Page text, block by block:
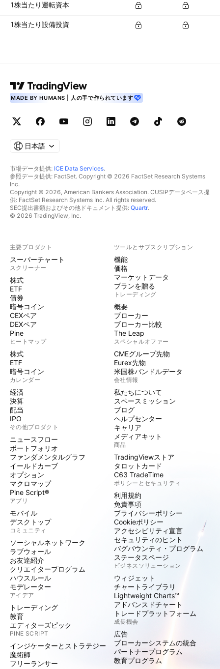
1株当たり運転資本
1株当たり設備投資
MADE BY HUMANS | 人の手で作られています
日本語
市場データ提供: ICE Data Services.
参照データ提供: FactSet. Copyright © 2026 FactSet Research Systems
Inc.
Copyright © 2026, American Bankers Association. CUSIPデータベース提
供: FactSet Research Systems Inc. All rights reserved.
SEC提出書類およびその他ドキュメント提供: Quartr.
© 2026 TradingView, Inc.
主要プロダクト
スーパーチャート
スクリーナー
株式
ETF
債券
暗号コイン
CEXペア
DEXペア
Pine
ヒートマップ
株式
ETF
暗号コイン
カレンダー
経済
決算
配当
IPO
その他プロダクト
ニュースフロー
ポートフォリオ
ファンダメンタルグラフ
イールドカーブ
オプション
マクロマップ
Pine Script®
アプリ
モバイル
デスクトップ
コミュニティ
ソーシャルネットワーク
ラブウォール
お友達紹介
クリエイタープログラム
ハウスルール
モデレーター
アイデア
トレーディング
教育
エディターズピック
PINE SCRIPT
インジケーターとストラテジー
魔術師
フリーランサー
ツールとサブスクリプション
機能
価格
マーケットデータ
プランを贈る
トレーディング
概要
ブローカー
ブローカー比較
The Leap
スペシャルオファー
CMEグループ先物
Eurex先物
米国株バンドルデータ
会社情報
私たちについて
スペースミッション
ブログ
ヘルプセンター
キャリア
メディアキット
商品
TradingViewストア
タロットカード
C63 TradeTime
ポリシーとセキュリティ
利用規約
免責事項
プライバシーポリシー
Cookieポリシー
アクセシビリティ宣言
セキュリティのヒント
バグバウンティ・プログラム
ステータスページ
ビジネスソリューション
ウィジェット
チャートライブラリ
Lightweight Charts™
アドバンスドチャート
トレードプラットフォーム
成長機会
広告
ブローカーシステムの統合
パートナープログラム
教育プログラム